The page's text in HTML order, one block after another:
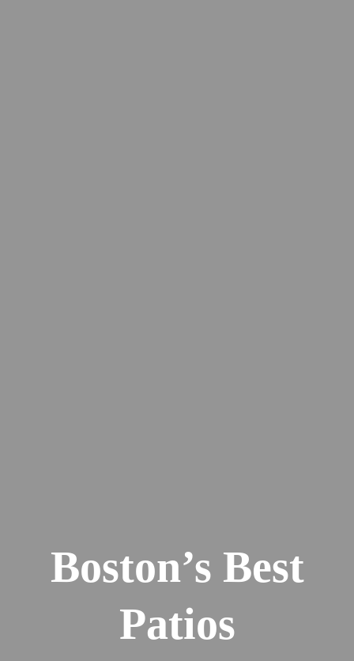
Boston’s Best
Patios